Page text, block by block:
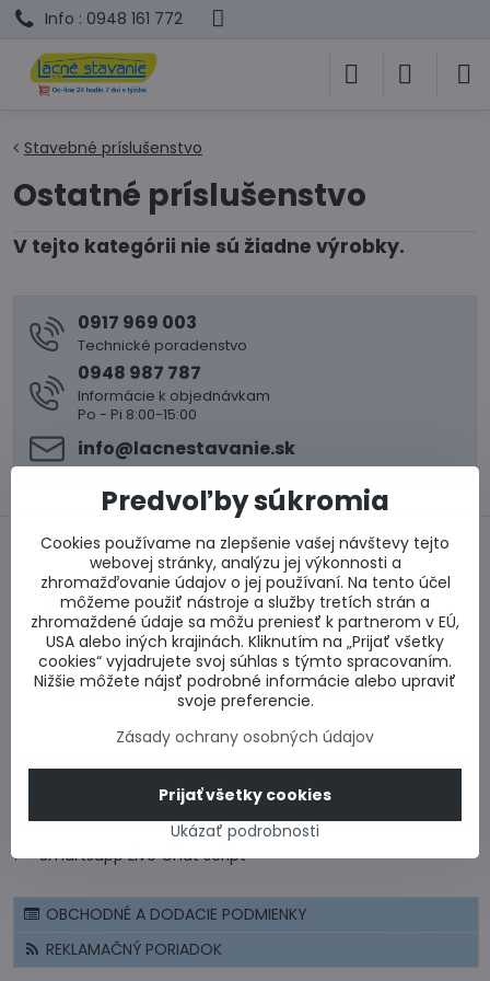
Info : 0948 161 772
Stavebné príslušenstvo
Ostatné príslušenstvo
0917 969 003
Technické poradenstvo
0948 987 787
Informácie k objednávkam
Po - Pi 8:00-15:00
info​@lacnestavanie​.sk
Bezpečný nákup Najlepšie ceny
Rýchlo a včas Celé Slovensko
CERTIFIKÁT - BEZPEČNÝ NÁKUP
CENOVÉ PONUKY A VÝPOČTY
!-- Smartsupp Live Chat script -->
OBCHODNÉ A DODACIE PODMIENKY
REKLAMAČNÝ PORIADOK
Predvoľby súkromia
Cookies používame na zlepšenie vašej návštevy tejto
webovej stránky, analýzu jej výkonnosti a
zhromažďovanie údajov o jej používaní. Na tento účel
môžeme použiť nástroje a služby tretích strán a
zhromaždené údaje sa môžu preniesť k partnerom v EÚ,
USA alebo iných krajinách. Kliknutím na „Prijať všetky
cookies“ vyjadrujete svoj súhlas s týmto spracovaním.
Nižšie môžete nájsť podrobné informácie alebo upraviť
svoje preferencie.
Zásady ochrany osobných údajov
Ukázať podrobnosti
Prijať všetky cookies